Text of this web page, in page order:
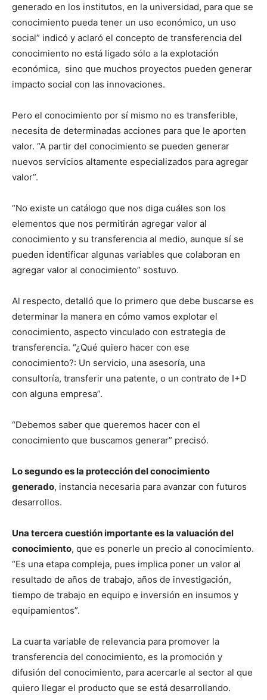
generado en los institutos, en la universidad, para que se
conocimiento pueda tener un uso económico, un uso
social” indicó y aclaró el concepto de transferencia del
conocimiento no está ligado sólo a la explotación
económica, sino que muchos proyectos pueden generar
impacto social con las innovaciones.
Pero el conocimiento por sí mismo no es transferible,
necesita de determinadas acciones para que le aporten
valor. “A partir del conocimiento se pueden generar
nuevos servicios altamente especializados para agregar
valor”.
“No existe un catálogo que nos diga cuáles son los
elementos que nos permitirán agregar valor al
conocimiento y su transferencia al medio, aunque sí se
pueden identificar algunas variables que colaboran en
agregar valor al conocimiento” sostuvo.
Al respecto, detalló que lo primero que debe buscarse es
determinar la manera en cómo vamos explotar el
conocimiento, aspecto vinculado con estrategia de
transferencia. “¿Qué quiero hacer con ese
conocimiento?: Un servicio, una asesoría, una
consultoría, transferir una patente, o un contrato de I+D
con alguna empresa”.
“Debemos saber que queremos hacer con el
conocimiento que buscamos generar” precisó.
Lo segundo es la protección del conocimiento
generado, instancia necesaria para avanzar con futuros
desarrollos.
Una tercera cuestión importante es la valuación del
conocimiento, que es ponerle un precio al conocimiento.
“Es una etapa compleja, pues implica poner un valor al
resultado de años de trabajo, años de investigación,
tiempo de trabajo en equipo e inversión en insumos y
equipamientos”.
La cuarta variable de relevancia para promover la
transferencia del conocimiento, es la promoción y
difusión del conocimiento, para acercarle al sector al que
quiero llegar el producto que se está desarrollando.